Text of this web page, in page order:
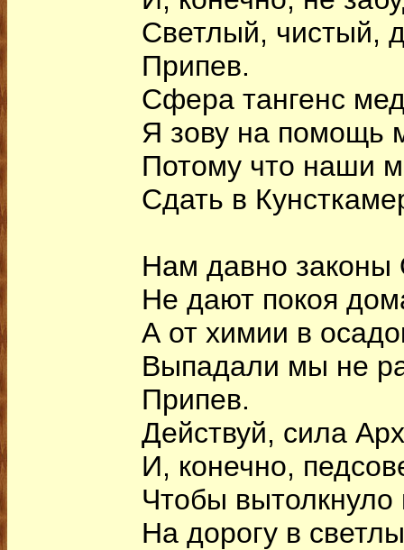
Светлый, чистый,
Припев.
Сфера тангенс
Я зову на помощь
Потому что наши
Сдать в
Нам давно
Не дают покоя
А от химии в
Выпадали мы не
Припев.
Действуй, сила
И, конечно,
Чтобы вытолкнуло
На дорогу в